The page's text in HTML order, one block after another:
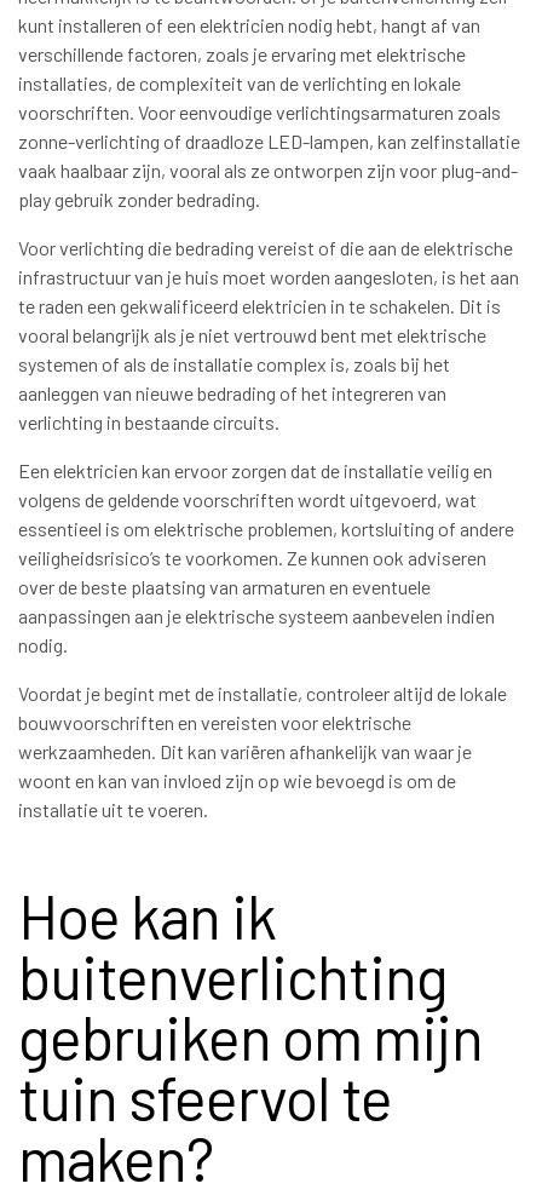
kunt installeren of een elektricien nodig hebt, hangt af van
verschillende factoren, zoals je ervaring met elektrische
installaties, de complexiteit van de verlichting en lokale
voorschriften. Voor eenvoudige verlichtingsarmaturen zoals
zonne-verlichting of draadloze LED-lampen, kan zelfinstallatie
vaak haalbaar zijn, vooral als ze ontworpen zijn voor plug-and-
play gebruik zonder bedrading.
Voor verlichting die bedrading vereist of die aan de elektrische
infrastructuur van je huis moet worden aangesloten, is het aan
te raden een gekwalificeerd elektricien in te schakelen. Dit is
vooral belangrijk als je niet vertrouwd bent met elektrische
systemen of als de installatie complex is, zoals bij het
aanleggen van nieuwe bedrading of het integreren van
verlichting in bestaande circuits.
Een elektricien kan ervoor zorgen dat de installatie veilig en
volgens de geldende voorschriften wordt uitgevoerd, wat
essentieel is om elektrische problemen, kortsluiting of andere
veiligheidsrisico’s te voorkomen. Ze kunnen ook adviseren
over de beste plaatsing van armaturen en eventuele
aanpassingen aan je elektrische systeem aanbevelen indien
nodig.
Voordat je begint met de installatie, controleer altijd de lokale
bouwvoorschriften en vereisten voor elektrische
werkzaamheden. Dit kan variëren afhankelijk van waar je
woont en kan van invloed zijn op wie bevoegd is om de
installatie uit te voeren.
Hoe kan ik
buitenverlichting
gebruiken om mijn
tuin sfeervol te
maken?